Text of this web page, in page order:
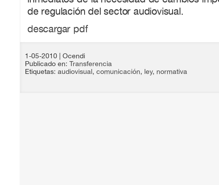
de regulación del sector audiovisual.
descargar pdf
1-05-2010
| Ocendi
Publicado en: Transferencia
Etiquetas: audiovisual, comunicación, ley, normativa